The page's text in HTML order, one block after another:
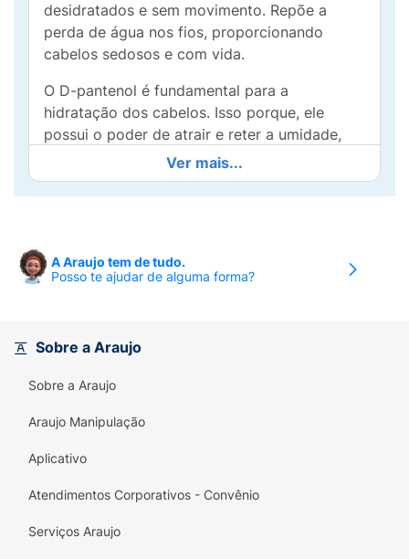
desidratados e sem movimento. Repõe a
perda de água nos fios, proporcionando
cabelos sedosos e com vida.
O D-pantenol é fundamental para a
hidratação dos cabelos. Isso porque, ele
possui o poder de atrair e reter a umidade,
além de combater radicais livres. A aloe vera
traz diversos benefícios para o cabelo, entre
os principais está a capacidade de hidratação
Ver mais...
A Araujo tem de tudo.
Posso te ajudar de alguma forma?
Sobre a Araujo
Sobre a Araujo
Araujo Manipulação
Aplicativo
Atendimentos Corporativos - Convênio
Serviços Araujo